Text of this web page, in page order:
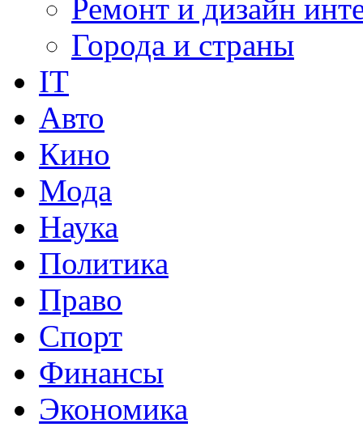
Ремонт и дизайн
Города и страны
IT
Авто
Кино
Мода
Наука
Политика
Право
Спорт
Финансы
Экономика